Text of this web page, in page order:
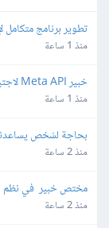
تطوير برنامج
منذ 1 ساعة
لمنصة SaaS
منذ 1 ساعة
بحاجة لشخص
منذ 2 ساعة
مختص خبير  في نظم  GMP و eQMS
منذ 2 ساعة